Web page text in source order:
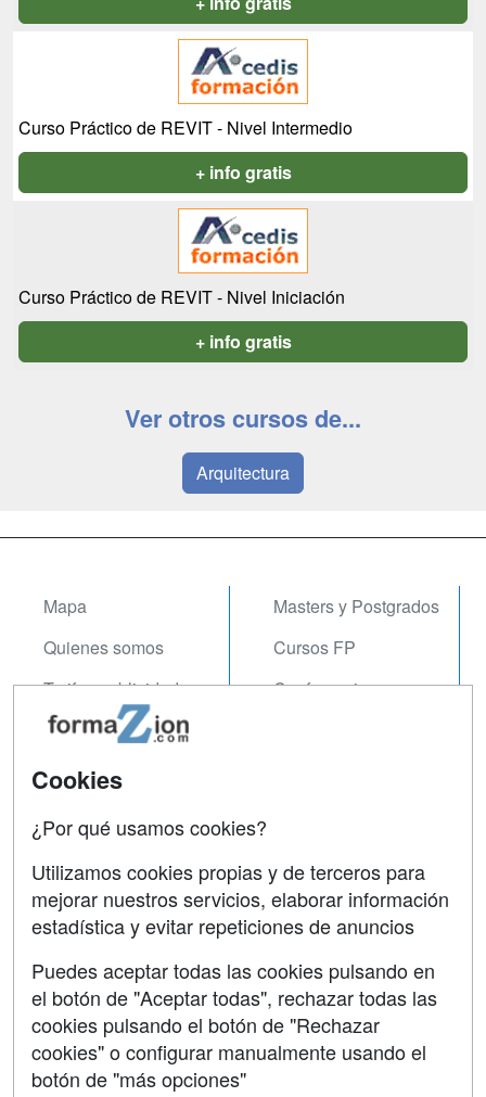
Curso Práctico de REVIT - Nivel Intermedio
+ info gratis
Curso Práctico de REVIT - Nivel Iniciación
+ info gratis
Ver otros cursos de...
Arquitectura
Mapa
Quienes somos
Tarifas publicidad
Acceso Usuarios
Acceso Centros
Masters y Postgrados
Cursos FP
Conferencias
Contactar
Confidencialidad
Aviso legal
Copyleft
Cookies
¿Por qué usamos cookies?
Utilizamos cookies propias y de terceros para
mejorar nuestros servicios, elaborar información
estadística y evitar repeticiones de anuncios
Puedes aceptar todas las cookies pulsando en
el botón de "Aceptar todas", rechazar todas las
cookies pulsando el botón de "Rechazar
cookies" o configurar manualmente usando el
botón de "más opciones"